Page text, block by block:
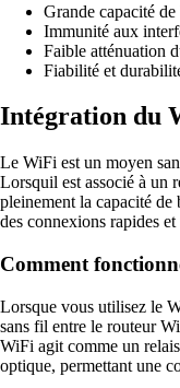
Grande capacité de
Immunité aux
Faible atténuation
Fiabilité et
Intégration du
Le WiFi est un moyen
Lorsquil est associé à un
pleinement la capacité
des connexions rapides et
Comment
Lorsque vous utilisez le
sans fil entre le routeur
WiFi agit comme un
optique, permettant une